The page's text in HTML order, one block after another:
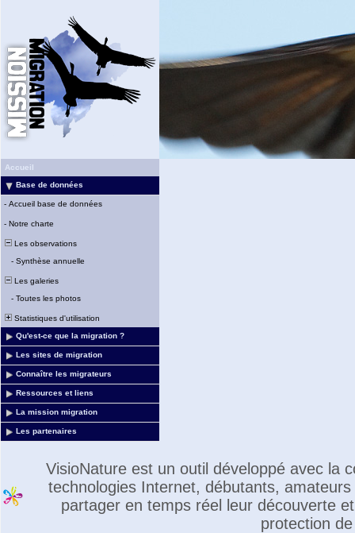
Accueil
Base de données
- Accueil base de données
- Notre charte
Les observations
- Synthèse annuelle
Les galeries
- Toutes les photos
Statistiques d'utilisation
Qu'est-ce que la migration ?
Les sites de migration
Connaître les migrateurs
Ressources et liens
La mission migration
Les partenaires
VisioNature est un outil développé avec la
technologies Internet, débutants,
partager en temps réel leur découverte
protection